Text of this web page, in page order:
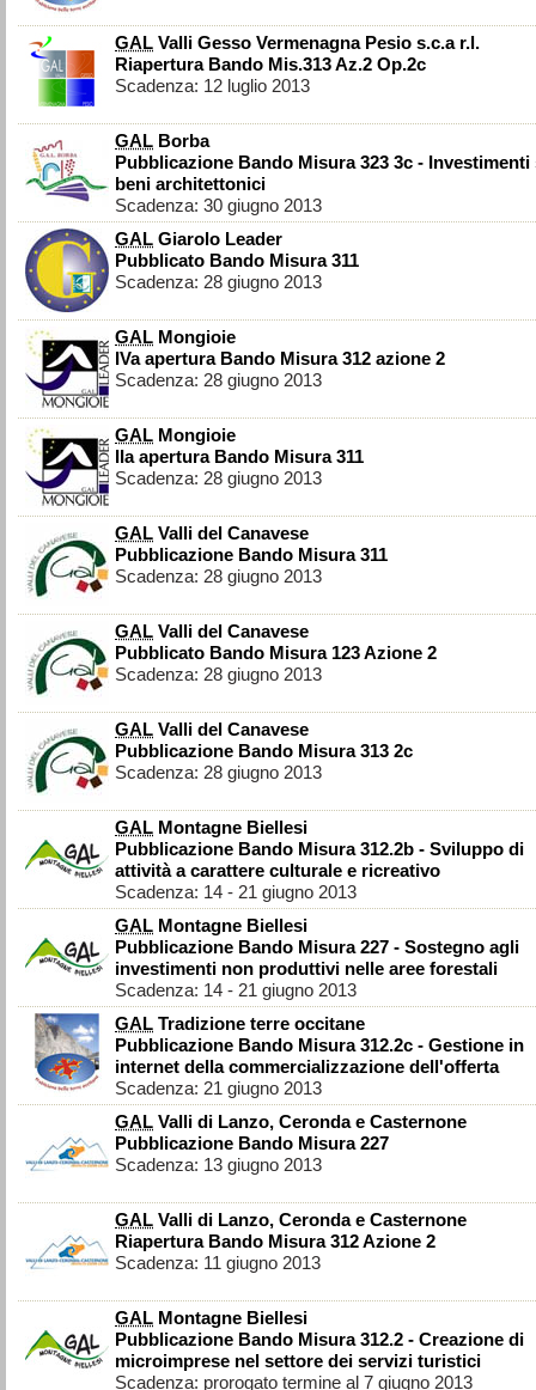
GAL Valli Gesso Vermenagna Pesio s.c.a r.l.
Riapertura Bando Mis.313 Az.2 Op.2c
Scadenza: 12 luglio 2013
GAL Borba
Pubblicazione Bando Misura 323 3c - Investimenti
beni architettonici
Scadenza: 30 giugno 2013
GAL Giarolo Leader
Pubblicato Bando Misura 311
Scadenza: 28 giugno 2013
GAL Mongioie
IVa apertura Bando Misura 312 azione 2
Scadenza: 28 giugno 2013
GAL Mongioie
IIa apertura Bando Misura 311
Scadenza: 28 giugno 2013
GAL Valli del Canavese
Pubblicazione Bando Misura 311
Scadenza: 28 giugno 2013
GAL Valli del Canavese
Pubblicato Bando Misura 123 Azione 2
Scadenza: 28 giugno 2013
GAL Valli del Canavese
Pubblicazione Bando Misura 313 2c
Scadenza: 28 giugno 2013
GAL Montagne Biellesi
Pubblicazione Bando Misura 312.2b - Sviluppo di
attività a carattere culturale e ricreativo
Scadenza: 14 - 21 giugno 2013
GAL Montagne Biellesi
Pubblicazione Bando Misura 227 - Sostegno agli
investimenti non produttivi nelle aree forestali
Scadenza: 14 - 21 giugno 2013
GAL Tradizione terre occitane
Pubblicazione Bando Misura 312.2c - Gestione in
internet della commercializzazione dell'offerta
Scadenza: 21 giugno 2013
GAL Valli di Lanzo, Ceronda e Casternone
Pubblicazione Bando Misura 227
Scadenza: 13 giugno 2013
GAL Valli di Lanzo, Ceronda e Casternone
Riapertura Bando Misura 312 Azione 2
Scadenza: 11 giugno 2013
GAL Montagne Biellesi
Pubblicazione Bando Misura 312.2 - Creazione di
microimprese nel settore dei servizi turistici
Scadenza: prorogato termine al 7 giugno 2013